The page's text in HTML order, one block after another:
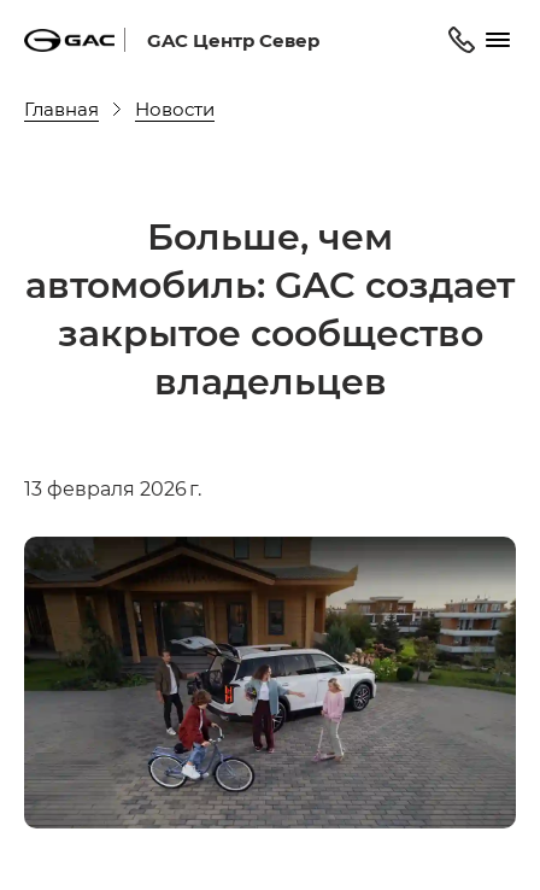
GAC Центр Север
Главная Новости
Больше, чем
автомобиль: GAC создает
закрытое сообщество
владельцев
13 февраля 2026 г.